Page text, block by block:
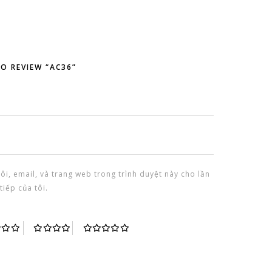
REVIEW “AC36”
email, và trang web trong trình duyệt này cho lần
của tôi.